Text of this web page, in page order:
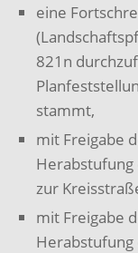
eine
821n
stammt,
mit Freigabe
Herabstufung
zur
mit Freigabe
Herabstufung